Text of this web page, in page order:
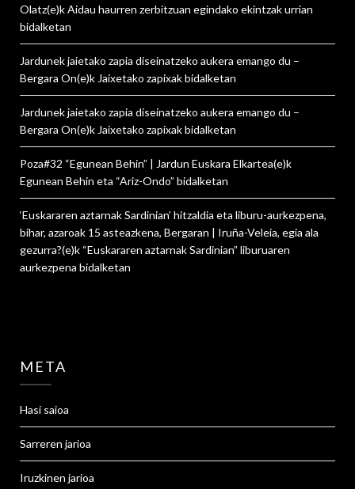
Olatz(e)kAidau haurren zerbitzuan egindako ekintzak urrian
bidalketan
Jardunek jaietako zapia diseinatzeko aukera emango du –
Bergara On(e)k Jaixetako zapixakbidalketan
Jardunek jaietako zapia diseinatzeko aukera emango du –
Bergara On(e)k Jaixetako zapixakbidalketan
Poza#32 “Egunean Behin” | Jardun Euskara Elkartea(e)k
Egunean Behin eta “Ariz-Ondo” bidalketan
‘Euskararen aztarnak Sardinian’ hitzaldia eta liburu-aurkezpena,
bihar, azaroak 15 asteazkena, Bergaran | Iruña-Veleia, egia ala
gezurra?(e)k “Euskararen aztarnak Sardinian” liburuaren
aurkezpena bidalketan
META
Hasi saioa
Sarreren jarioa
Iruzkinen jarioa